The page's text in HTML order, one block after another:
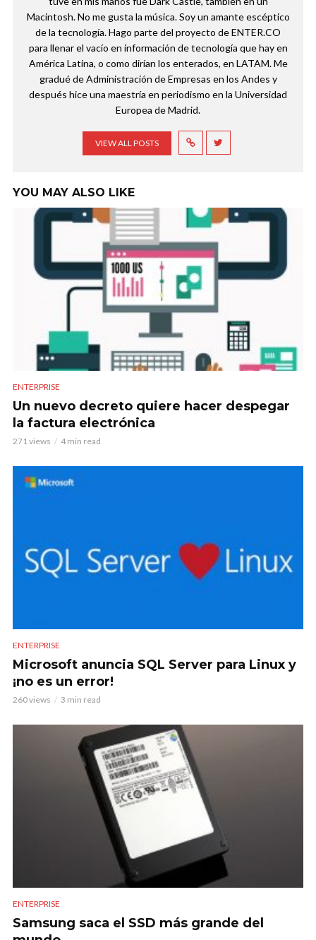
Macintosh. No me gusta la música. Soy un amante escéptico
de la tecnología. Hago parte del proyecto de ENTER.CO
para llenar el vacío en información de tecnología que hay en
América Latina, o como dirían los enterados, en LATAM. Me
gradué de Administración de Empresas en los Andes y
después hice una maestría en periodismo en la Universidad
Europea de Madrid.
VIEW ALL POSTS
YOU MAY ALSO LIKE
ENTERPRISE
Un nuevo decreto quiere hacer despegar
la factura electrónica
271 views 4 min read
ENTERPRISE
Microsoft anuncia SQL Server para Linux y
¡no es un error!
260 views 3 min read
ENTERPRISE
Samsung saca el SSD más grande del